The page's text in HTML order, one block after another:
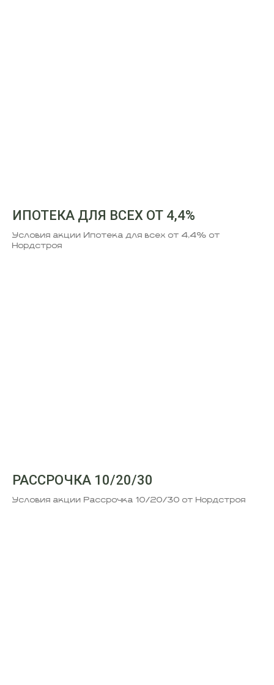
ИПОТЕКА ДЛЯ ВСЕХ ОТ 4,4%
Условия акции Ипотека для всех от 4,4% от
Нордстроя
РАССРОЧКА 10/20/30
Условия акции Рассрочка 10/20/30 от Нордстроя